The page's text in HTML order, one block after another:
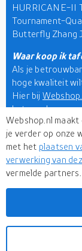
HURRICANE-II
Tournament-
Butterfly Zhang
Waar koop ik
Als je
hoge kwaliteit
Hier bij
betrouwbare
tafeltennisbatjes,
merken om te
Mark, Joola,
je onze
krijgen tot
wat we nog
sectie
Webshop.nl maakt
je verder op onze
met het plaatsen
verwerking van
vermelde partners.